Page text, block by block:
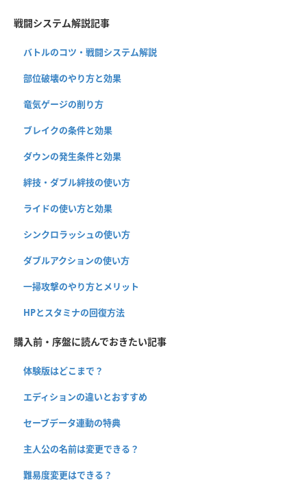
戦闘システム解説記事
バトルのコツ・戦闘システム解説
部位破壊のやり方と効果
竜気ゲージの削り方
ブレイクの条件と効果
ダウンの発生条件と効果
絆技・ダブル絆技の使い方
ライドの使い方と効果
シンクロラッシュの使い方
ダブルアクションの使い方
一掃攻撃のやり方とメリット
HPとスタミナの回復方法
購入前・序盤に読んでおきたい記事
体験版はどこまで？
エディションの違いとおすすめ
セーブデータ連動の特典
主人公の名前は変更できる？
難易度変更はできる？